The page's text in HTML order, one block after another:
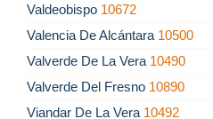
Valdeobispo 10672
Valencia De Alcántara 10500
Valverde De La Vera 10490
Valverde Del Fresno 10890
Viandar De La Vera 10492